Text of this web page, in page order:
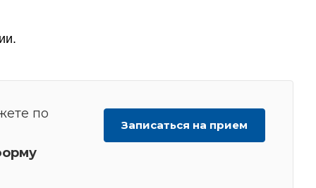
по
Записаться на прием